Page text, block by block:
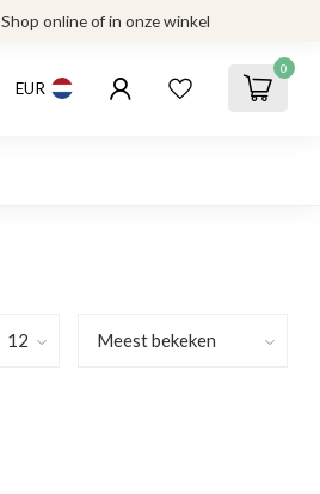
Shop online of in onze winkel
EUR
0